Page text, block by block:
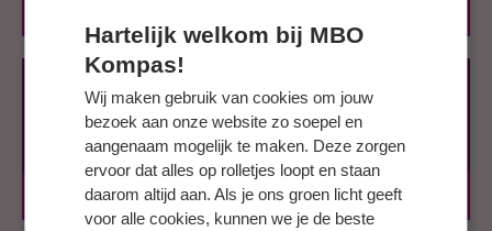
Jan van Cuijkstraat 52
5431 GC CUIJK
BBL 1 jaar
Hartelijk welkom bij MBO
Kompas!
Wij maken gebruik van cookies om jouw
bezoek aan onze website zo soepel en
aangenaam mogelijk te maken. Deze zorgen
ervoor dat alles op rolletjes loopt en staan
daarom altijd aan. Als je ons groen licht geeft
voor alle cookies, kunnen we je de beste